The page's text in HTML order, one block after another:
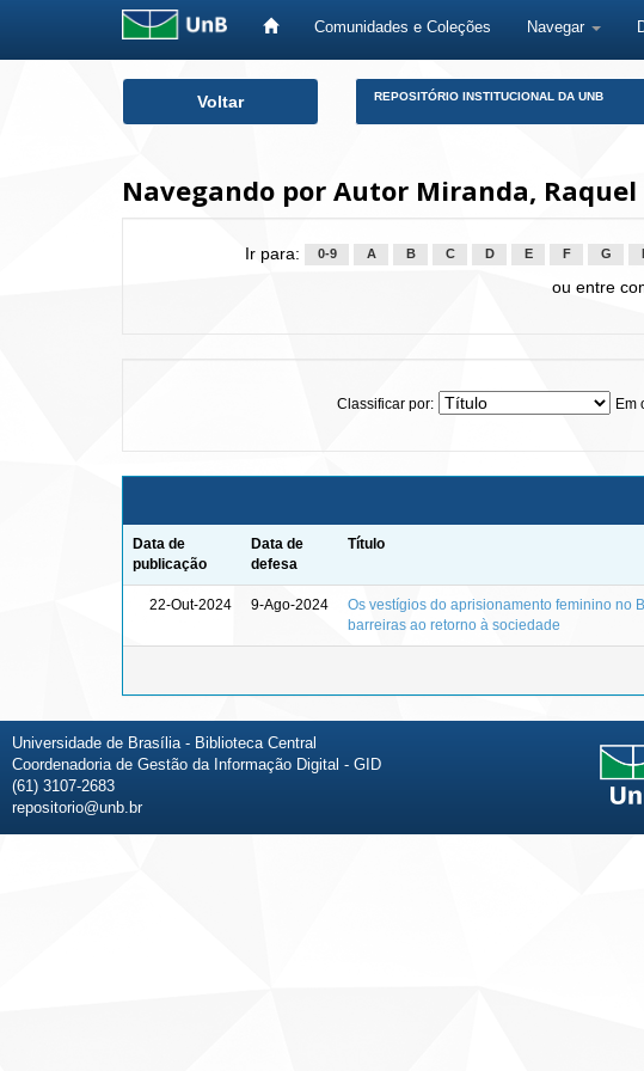
Comunidades e Coleções Navegar
Voltar REPOSITÓRIO INSTITUCIONAL DA UNB
Navegando por Autor Miranda, Raquel
Ir para: 0-9 A B C D E F G
ou entre
Classificar por: Em
Data de
publicação
Data de
defesa
Título
22-Out-2024 9-Ago-2024
Os vestígios do aprisionamento feminino no
barreiras ao retorno à sociedade
Universidade de Brasília - Biblioteca Central
Coordenadoria de Gestão da Informação Digital - GID
(61) 3107-2683
repositorio@unb.br